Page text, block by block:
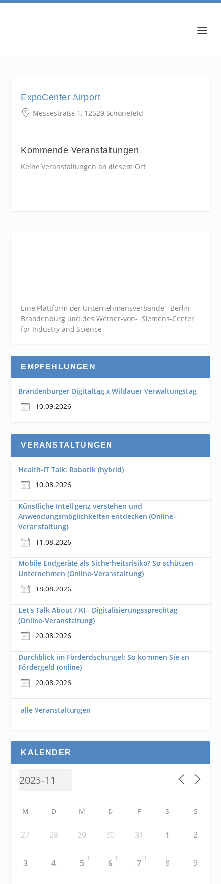
ExpoCenter Airport
Messestraße 1, 12529 Schönefeld
Kommende Veranstaltungen
Keine Veranstaltungen an diesem Ort
Eine Plattform der Unternehmensverbände Berlin-
Brandenburg und des Werner-von- Siemens-Center
for Industry and Science
EMPFEHLUNGEN
Brandenburger Digitaltag x Wildauer Verwaltungstag
10.09.2026
VERANSTALTUNGEN
Health-IT Talk: Robotik (hybrid)
10.08.2026
Künstliche Intelligenz verstehen und
Anwendungsmöglichkeiten entdecken (Online–
Veranstaltung)
11.08.2026
Mobile Endgeräte als Sicherheitsrisiko? So schützen
Unternehmen (Online-Veranstaltung)
18.08.2026
Let's Talk About / KI - Digitalisierungssprechtag
(Online-Veranstaltung)
20.08.2026
Durchblick im Förderdschungel: So kommen Sie an
Fördergeld (online)
20.08.2026
alle Veranstaltungen
KALENDER
M D M D F S S
27 28 29 30 31 1 2
3 4 5
+
6
+
7
+ 8 9